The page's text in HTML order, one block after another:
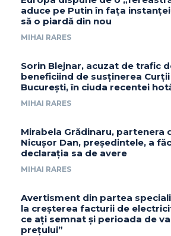
aduce pe Putin în fața
să o piardă din nou
MIHAI RARES
Sorin Blejnar, acuzat de trafic
beneficiind de susținerea
București, în ciuda recentei
MIHAI RARES
Mirabela Grădinaru, partenera
Nicușor Dan, președintele, a
declarația sa de avere
MIHAI RARES
Avertisment din partea
la creșterea facturii de
ce ați semnat și perioada de
prețului”